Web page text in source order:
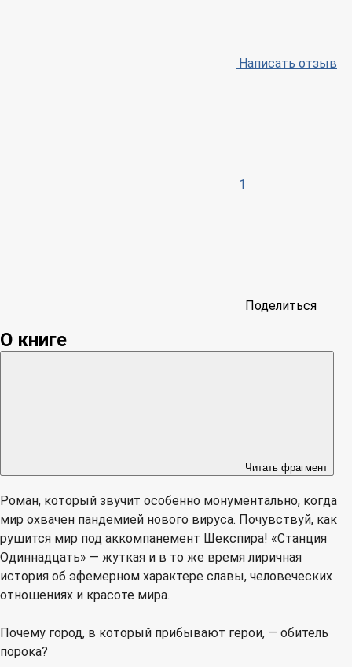
Написать отзыв
1
Поделиться
О книге
Читать фрагмент
Роман, который звучит особенно монументально, когда
мир охвачен пандемией нового вируса. Почувствуй, как
рушится мир под аккомпанемент Шекспира! «Станция
Одиннадцать» — жуткая и в то же время лиричная
история об эфемерном характере славы, человеческих
отношениях и красоте мира.
Почему город, в который прибывают герои, — обитель
порока?